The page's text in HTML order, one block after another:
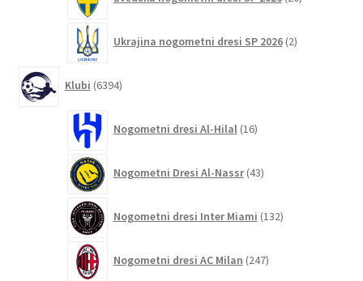
izdelkov
Ukrajina nogometni dresi SP 2026 2izdelka
Klubi 6394izdelkov
Nogometni dresi Al-Hilal 16izdelkov
Nogometni Dresi Al-Nassr 43izdelkov
Nogometni dresi Inter Miami 132izdelkov
Nogometni dresi AC Milan 247izdelkov